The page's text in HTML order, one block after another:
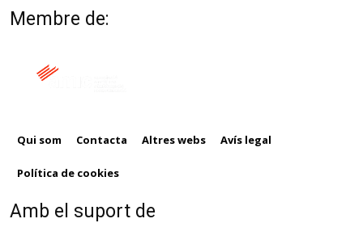
Membre de:
Qui som Contacta Altres webs Avís legal
Política de cookies
Amb el suport de